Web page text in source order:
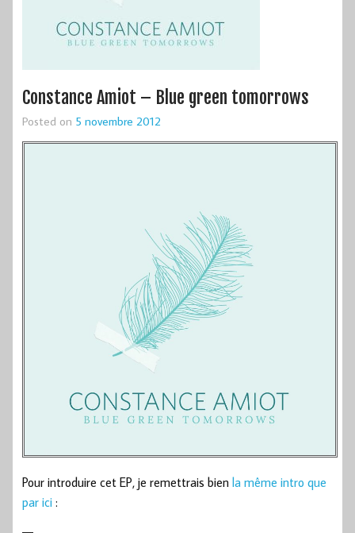
Constance Amiot – Blue green tomorrows
Posted on 5 novembre 2012
Pour introduire cet EP, je remettrais bien la même intro que
par ici :